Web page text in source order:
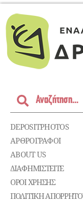
DEPOSITPHOTOS
ΑΡΘΡΟΓΡΑΦΟΙ
ABOUT US
ΔΙΑΦΗΜΙΣΤΕΊΤΕ
ΌΡΟΙ ΧΡΉΣΗΣ
ΠΟΛΙΤΙΚΉ